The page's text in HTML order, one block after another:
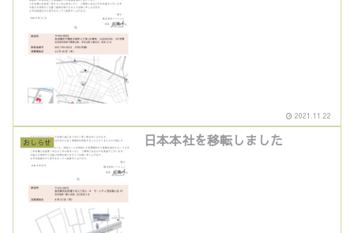
2021.11.22
おしらせ 日本本社を移転しました